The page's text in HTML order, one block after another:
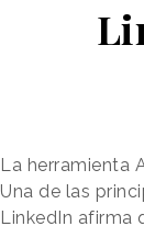
La herramienta
Una de las
LinkedIn afirma